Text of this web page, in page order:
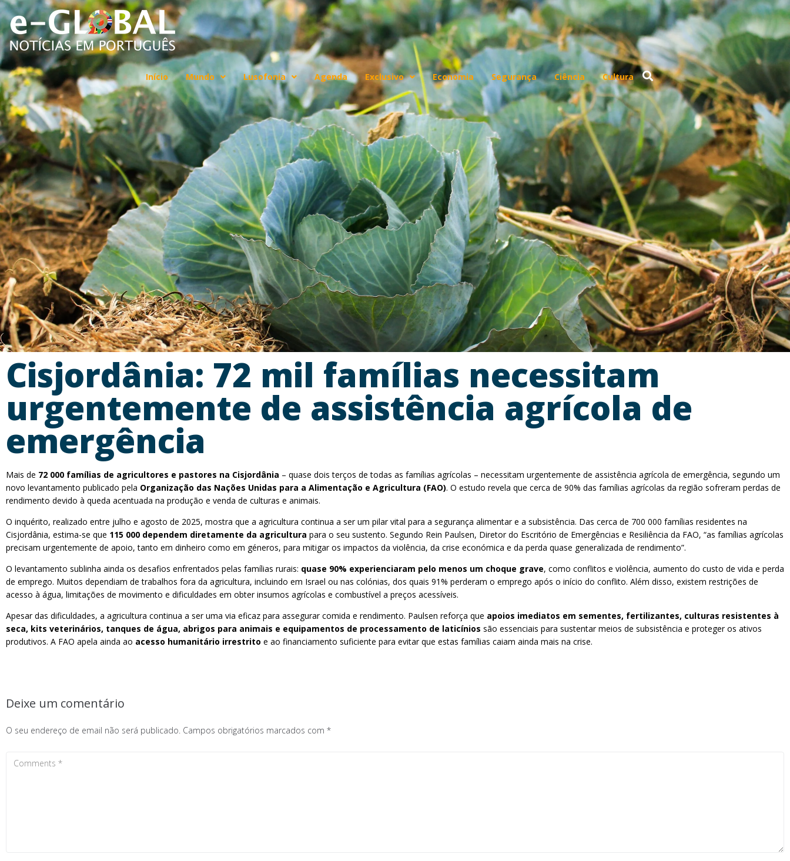
Início Mundo Lusofonia Agenda Exclusivo Economia Segurança Ciência Cultura
Cisjordânia: 72 mil famílias necessitam
urgentemente de assistência agrícola de
emergência
Mais de 72 000 famílias de agricultores e pastores na Cisjordânia – quase dois terços de todas as famílias agrícolas – necessitam urgentemente de assistência agrícola de emergência, segundo um
novo levantamento publicado pela Organização das Nações Unidas para a Alimentação e Agricultura (FAO). O estudo revela que cerca de 90% das famílias agrícolas da região sofreram perdas de
rendimento devido à queda acentuada na produção e venda de culturas e animais.
O inquérito, realizado entre julho e agosto de 2025, mostra que a agricultura continua a ser um pilar vital para a segurança alimentar e a subsistência. Das cerca de 700 000 famílias residentes na
Cisjordânia, estima-se que 115 000 dependem diretamente da agricultura para o seu sustento. Segundo Rein Paulsen, Diretor do Escritório de Emergências e Resiliência da FAO, “as famílias agrícolas
precisam urgentemente de apoio, tanto em dinheiro como em géneros, para mitigar os impactos da violência, da crise económica e da perda quase generalizada de rendimento”.
O levantamento sublinha ainda os desafios enfrentados pelas famílias rurais: quase 90% experienciaram pelo menos um choque grave, como conflitos e violência, aumento do custo de vida e perda
de emprego. Muitos dependiam de trabalhos fora da agricultura, incluindo em Israel ou nas colónias, dos quais 91% perderam o emprego após o início do conflito. Além disso, existem restrições de
acesso à água, limitações de movimento e dificuldades em obter insumos agrícolas e combustível a preços acessíveis.
Apesar das dificuldades, a agricultura continua a ser uma via eficaz para assegurar comida e rendimento. Paulsen reforça que apoios imediatos em sementes, fertilizantes, culturas resistentes à
seca, kits veterinários, tanques de água, abrigos para animais e equipamentos de processamento de laticínios são essenciais para sustentar meios de subsistência e proteger os ativos
produtivos. A FAO apela ainda ao acesso humanitário irrestrito e ao financiamento suficiente para evitar que estas famílias caiam ainda mais na crise.
Deixe um comentário
O seu endereço de email não será publicado. Campos obrigatórios marcados com *